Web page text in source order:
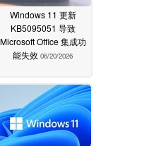
Windows 11 更新
KB5095051 导致
Microsoft Office 集成功
能失效 06/20/2026